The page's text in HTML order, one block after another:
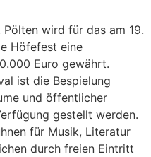
wird für das am 19.
Höfefest eine
Euro gewährt.
ist die Bespielung
und öffentlicher
gestellt werden.
für Musik, Literatur
durch freien Eintritt